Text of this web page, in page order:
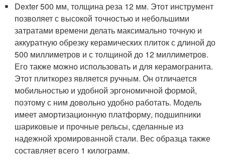
Dexter 500 мм, толщина реза 12 мм. Этот инструмент
позволяет с высокой точностью и небольшими
затратами времени делать максимально точную и
аккуратную обрезку керамических плиток с длиной до
500 миллиметров и с толщиной до 12 миллиметров.
Его также можно использовать и для керамогранита.
Этот плиткорез является ручным. Он отличается
мобильностью и удобной эргономичной формой,
поэтому с ним довольно удобно работать. Модель
имеет амортизационную платформу, подшипники
шариковые и прочные рельсы, сделанные из
надежной хромированной стали. Вес образца также
составляет всего 1 килограмм.